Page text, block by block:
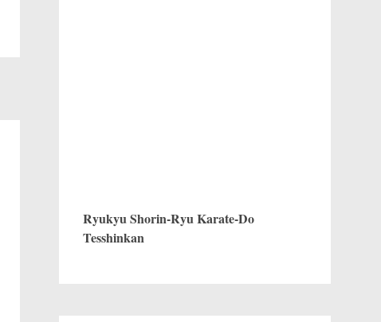
Ryukyu Shorin-Ryu Karate-Do
Tesshinkan